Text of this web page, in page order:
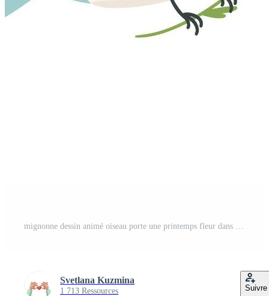
mignonne dessin animé oiseau porte une printemps fleur dans ses pattes, plat illustration Vecteur Pro
Svetlana Kuzmina
1 713 Ressources Suivre